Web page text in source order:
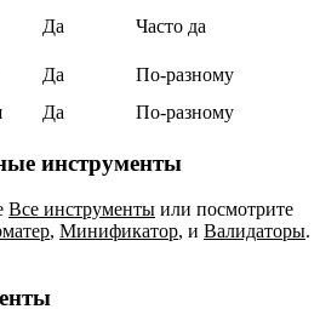
Да
Часто да
Да
По‑разному
Да По‑разному
инструменты
Все инструменты или посмотрите
, Минификатор, и Валидаторы.